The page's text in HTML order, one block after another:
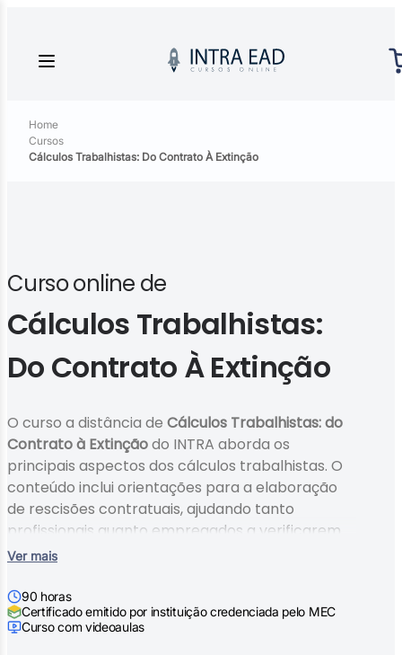
Home
Cursos
Cálculos Trabalhistas: Do Contrato À Extinção
Curso online de
Cálculos Trabalhistas:
Do Contrato À Extinção
O curso a distância de Cálculos Trabalhistas: do
Contrato à Extinçãodo INTRA aborda os
principais aspectos dos cálculos trabalhistas. O
conteúdo inclui orientações para a elaboração
de rescisões contratuais, ajudando tanto
profissionais quanto empregados a verificarem
se os direitos previstos na CLT estão sendo
entender os cálculos de verbas trabalhistas e
atuar com mais segurança em processos
administrativos ou ações judiciais relacionadas ao
Ver mais
90 horas
Certificado emitido por instituição credenciada pelo MEC
Curso com videoaulas